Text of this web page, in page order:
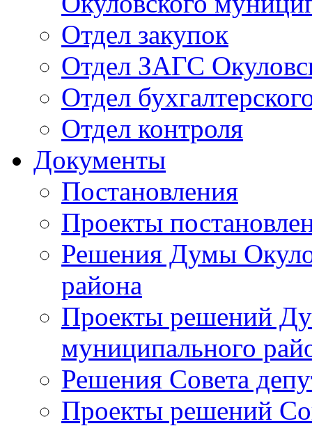
Отдел закупок
Отдел ЗАГС
Отдел
Отдел контроля
Документы
Постановления
Проекты
Решения Думы
района
Проекты решений
муниципального
Решения Совета
Проекты решений